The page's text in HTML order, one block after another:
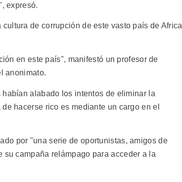
expresó.
de corrupción de este vasto país de Africa
en este país", manifestó un profesor de
anonimato.
alabado los intentos de eliminar la
hacerse rico es mediante un cargo en el
por "una serie de oportunistas, amigos de
campaña relámpago para acceder a la